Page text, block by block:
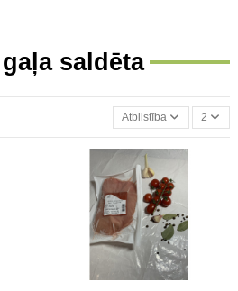
saldēta
Atbilstība 2
Nav noliktavā